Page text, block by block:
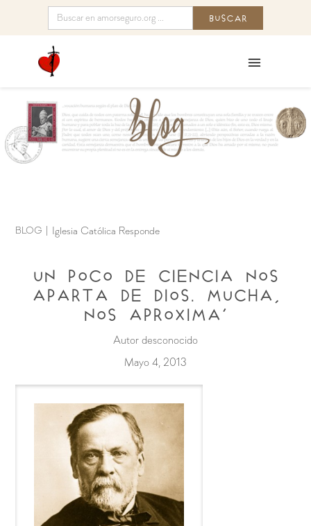
BLOG Iglesia Católica Responde
Un poco de Ciencia nos
aparta de Dios. Mucha,
nos aproxima’
Autor desconocido
Mayo 4, 2013